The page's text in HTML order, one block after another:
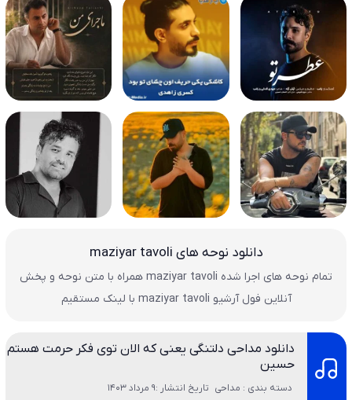
دانلود نوحه های maziyar tavoli
تمام نوحه های اجرا شده maziyar tavoli همراه با متن نوحه و پخش
آنلاین فول آرشیو maziyar tavoli با لینک مستقیم
دانلود مداحی دلتنگی یعنی که الان توی فکر حرمت هستم
حسین
دسته بندی : مداحی تاریخ انتشار :9 مرداد 1403